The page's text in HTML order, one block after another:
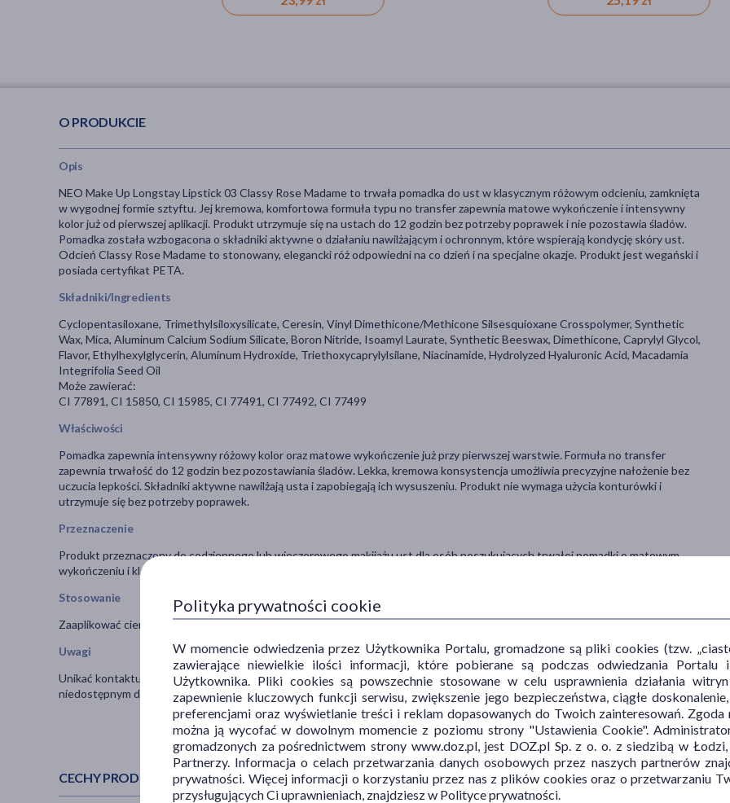
O PRODUKCIE
Opis
NEO Make Up Longstay Lipstick 03 Classy Rose Madame to trwała pomadka do ust w klasycznym różowym odcieniu, zamknięta
w wygodnej formie sztyftu. Jej kremowa, komfortowa formuła typu no transfer zapewnia matowe wykończenie i intensywny
kolor już od pierwszej aplikacji. Produkt utrzymuje się na ustach do 12 godzin bez potrzeby poprawek i nie pozostawia śladów.
Pomadka została wzbogacona o składniki aktywne o działaniu nawilżającym i ochronnym, które wspierają kondycję skóry ust.
Odcień Classy Rose Madame to stonowany, elegancki róż odpowiedni na co dzień i na specjalne okazje. Produkt jest wegański i
posiada certyfikat PETA.
Składniki/Ingredients
Cyclopentasiloxane, Trimethylsiloxysilicate, Ceresin, Vinyl Dimethicone/Methicone Silsesquioxane Crosspolymer, Synthetic
Wax, Mica, Aluminum Calcium Sodium Silicate, Boron Nitride, Isoamyl Laurate, Synthetic Beeswax, Dimethicone, Caprylyl Glycol,
Flavor, Ethylhexylglycerin, Aluminum Hydroxide, Triethoxycaprylylsilane, Niacinamide, Hydrolyzed Hyaluronic Acid, Macadamia
Integrifolia Seed Oil
Może zawierać:
CI 77891, CI 15850, CI 15985, CI 77491, CI 77492, CI 77499
Właściwości
Pomadka zapewnia intensywny różowy kolor oraz matowe wykończenie już przy pierwszej warstwie. Formuła no transfer
zapewnia trwałość do 12 godzin bez pozostawiania śladów. Lekka, kremowa konsystencja umożliwia precyzyjne nałożenie bez
uczucia lepkości. Składniki aktywne nawilżają usta i zapobiegają ich wysuszeniu. Produkt nie wymaga użycia konturówki i
utrzymuje się bez potrzeby poprawek.
Przeznaczenie
Produkt przeznaczony do codziennego lub wieczorowego makijażu ust dla osób poszukujących trwałej pomadki o matowym
wykończeniu i klasycznym różowym odcieniu.
Stosowanie
Zaaplikować cienką warstwę na ustach.
Uwagi
Unikać kontaktu z oczami. W razie dostania się produktu do oczu przemyć je dużą ilością wody. Przechowywać w miejscu
niedostępnym dla dzieci.
CECHY PRODUKTU
Polityka prywatności cookie
W momencie odwiedzenia przez Użytkownika Portalu, gromadzone są pliki cookies (tzw.
zawierające niewielkie ilości informacji, które pobierane są podczas odwiedzania Portalu
Użytkownika. Pliki cookies są powszechnie stosowane w celu usprawnienia działania
zapewnienie kluczowych funkcji serwisu, zwiększenie jego bezpieczeństwa, ciągłe
preferencjami oraz wyświetlanie treści i reklam dopasowanych do Twoich zainteresowań.
można ją wycofać w dowolnym momencie z poziomu strony "Ustawienia Cookie".
gromadzonych za pośrednictwem strony www.doz.pl, jest DOZ.pl Sp. z o. o. z siedzibą w
Partnerzy. Informacja o celach przetwarzania danych osobowych przez naszych partnerów
prywatności. Więcej informacji o korzystaniu przez nas z plików cookies oraz o przetwarzaniu
przysługujących Ci uprawnieniach, znajdziesz w Polityce prywatności.